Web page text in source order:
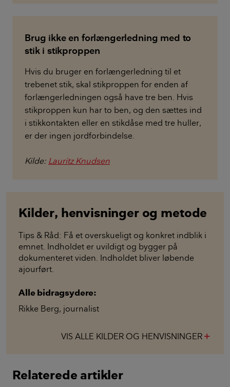
Brug ikke en forlængerledning med to
stik i stikproppen
Hvis du bruger en forlængerledning til et
trebenet stik, skal stikproppen for enden af
forlængerledningen også have tre ben. Hvis
stikproppen kun har to ben, og den sættes ind
i stikkontakten eller en stikdåse med tre huller,
er der ingen jordforbindelse.
Kilde: Lauritz Knudsen
Kilder, henvisninger og metode
Tips & Råd: Få et overskueligt og konkret indblik i
emnet. Indholdet er uvildigt og bygger på
dokumenteret viden. Indholdet bliver løbende
ajourført.
Alle bidragsydere:
Rikke Berg, journalist
VIS ALLE KILDER OG HENVISNINGER
Relaterede artikler